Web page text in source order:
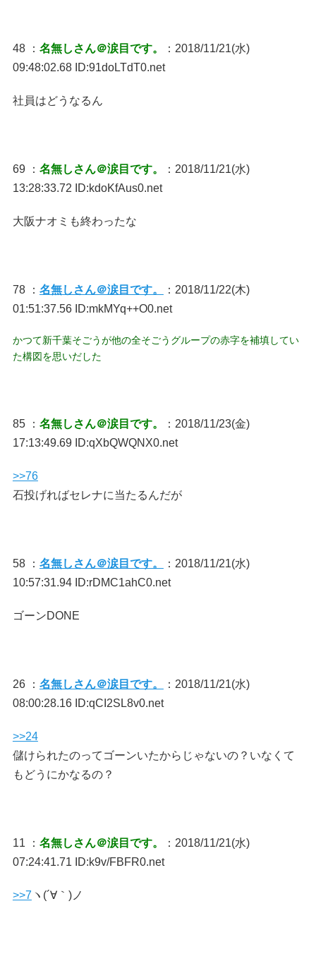
48 ： 名無しさん＠涙目です。
：2018/11/21(水)
09:48:02.68 ID:91doLTdT0.net
社員はどうなるん
69 ： 名無しさん＠涙目です。
：2018/11/21(水)
13:28:33.72 ID:kdoKfAus0.net
大阪ナオミも終わったな
78 ： 名無しさん＠涙目です。
：2018/11/22(木)
01:51:37.56 ID:mkMYq++O0.net
かつて新千葉そごうが他の全そごうグループの赤字を補填してい
た構図を思いだした
85 ： 名無しさん＠涙目です。
：2018/11/23(金)
17:13:49.69 ID:qXbQWQNX0.net
>>76
石投げればセレナに当たるんだが
58 ： 名無しさん＠涙目です。
：2018/11/21(水)
10:57:31.94 ID:rDMC1ahC0.net
ゴーンDONE
26 ： 名無しさん＠涙目です。
：2018/11/21(水)
08:00:28.16 ID:qCI2SL8v0.net
>>24
儲けられたのってゴーンいたからじゃないの？いなくて
もどうにかなるの？
11 ： 名無しさん＠涙目です。
：2018/11/21(水)
07:24:41.71 ID:k9v/FBFR0.net
>>7 ヽ(´∀｀)ノ